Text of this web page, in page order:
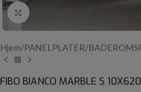
Click to enlarge
Hjem/PANELPLATER/
FIBO BIANCO MARBLE S